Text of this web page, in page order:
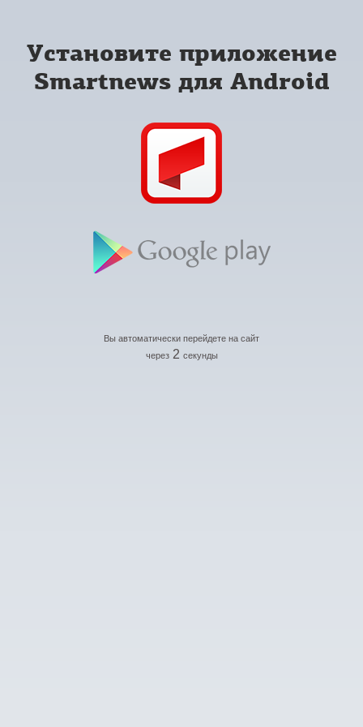
Установите приложение
Smartnews для Android
Вы автоматически перейдете на сайт
через 2 секунды